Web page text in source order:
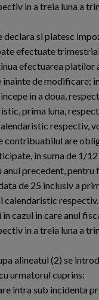
in a treia luna a
si platesc
efectuate
efectuarea platilor
de modificare;
in a doua,
prima luna,
respectiv,
contribuabilul are
in suma de 1/
precedent, pentru
de 25 inclusiv a
calendaristic
in cazul in care anul
in a treia luna a
alineatul (2) se
urmatorul cuprins:
intra sub incidenta